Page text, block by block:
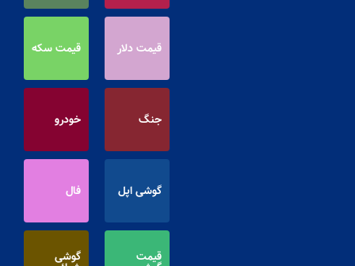
قیمت دلار قیمت سکه
جنگ خودرو
گوشی اپل فال
قیمت گوشی